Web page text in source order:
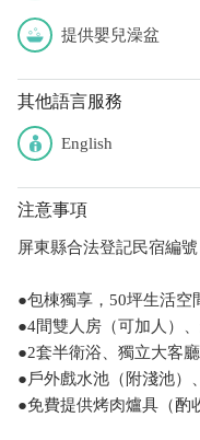
提供嬰兒澡盆
其他語言服務
English
注意事項
屏東縣合法登記民宿編
●包棟獨享，50坪生活空
●4間雙人房（可加人）
●2套半衛浴、獨立大客
●戶外戲水池（附淺池）
●免費提供烤肉爐具（酌